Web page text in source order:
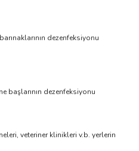
dezenfeksiyonu
başlarının dezenfeksiyonu
veteriner klinikleri v.b. yerlerin